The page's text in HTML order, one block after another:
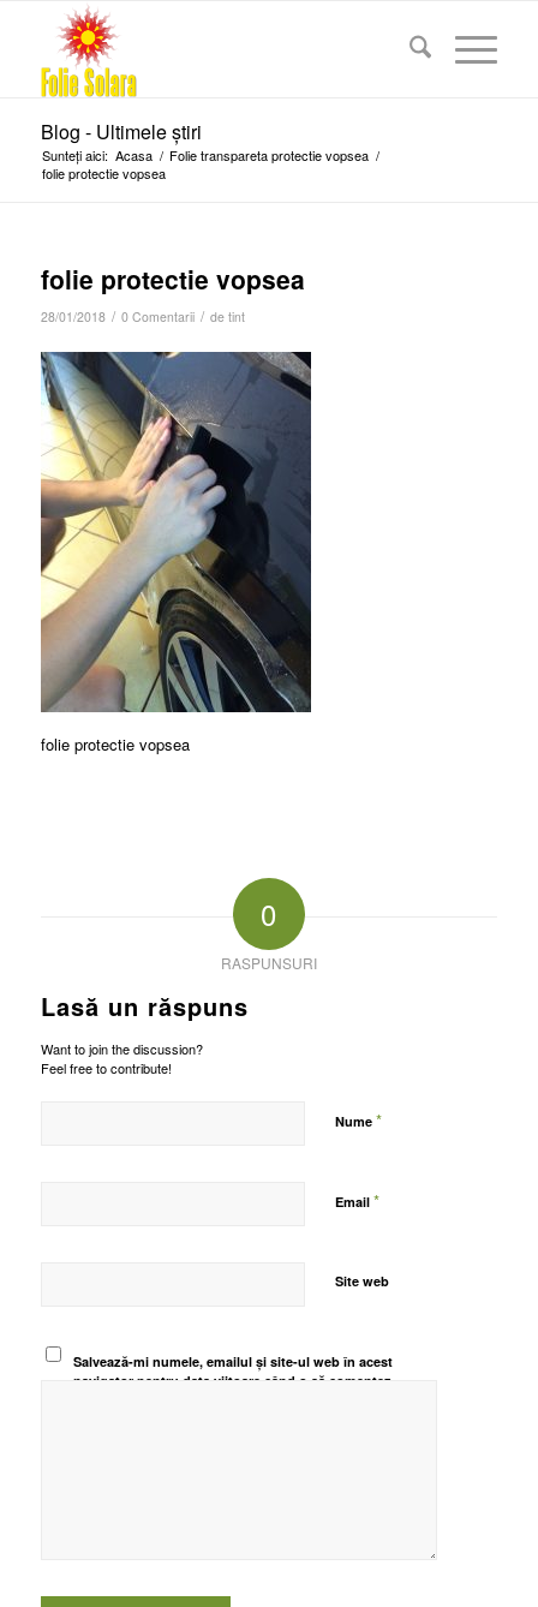
Blog - Ultimele știri
Sunteți aici: Acasa / Folie transpareta protectie vopsea /
folie protectie vopsea
folie protectie vopsea
28/01/2018 / 0 Comentarii / de tint
folie protectie vopsea
0
RASPUNSURI
Lasă un răspuns
Want to join the discussion?
Feel free to contribute!
Nume *
Email *
Site web
Salvează-mi numele, emailul și site-ul web în acest
navigator pentru data viitoare când o să comentez.